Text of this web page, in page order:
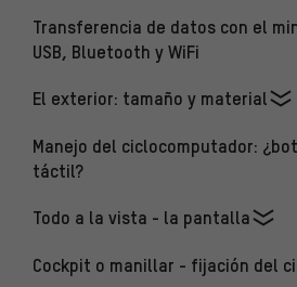
Transferencia de datos con el
USB, Bluetooth y WiFi
El exterior: tamaño y material
Manejo del ciclocomputador:
táctil?
Todo a la vista - la pantalla
Cockpit o manillar - fijación del